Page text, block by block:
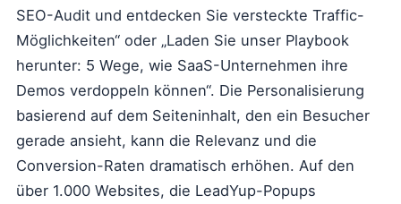
SEO-Audit und entdecken Sie versteckte Traffic-
Möglichkeiten“ oder „Laden Sie unser Playbook
herunter: 5 Wege, wie SaaS-Unternehmen ihre
Demos verdoppeln können“. Die Personalisierung
basierend auf dem Seiteninhalt, den ein Besucher
gerade ansieht, kann die Relevanz und die
Conversion-Raten dramatisch erhöhen. Auf den
über 1.000 Websites, die LeadYup-Popups